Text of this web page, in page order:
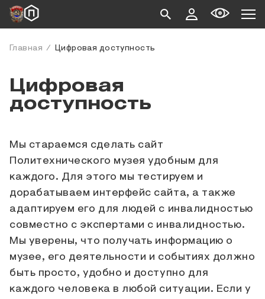
Главная Цифровая доступность
Цифровая
доступность
Мы стараемся сделать сайт
Политехнического музея удобным для
каждого. Для этого мы тестируем и
дорабатываем интерфейс сайта, а также
адаптируем его для людей с инвалидностью
совместно с экспертами с инвалидностью.
Мы уверены, что получать информацию о
музее, его деятельности и событиях должно
быть просто, удобно и доступно для
каждого человека в любой ситуации. Если у